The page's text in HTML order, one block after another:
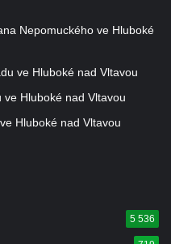
v Čechách)
Horním
Nepomuckého ve Hluboké
ve Hluboké nad Vltavou
Hluboké nad Vltavou
Hluboké nad Vltavou
5 536